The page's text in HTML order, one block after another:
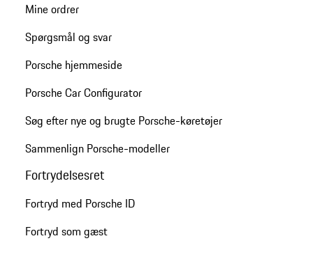
Mine ordrer
Spørgsmål og svar
Porsche hjemmeside
Porsche Car Configurator
Søg efter nye og brugte Porsche-køretøjer
Sammenlign Porsche-modeller
Fortrydelsesret
Fortryd med Porsche ID
Fortryd som gæst